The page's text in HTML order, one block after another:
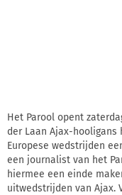
Het Parool opent
der Laan Ajax-hooligans
Europese wedstrijden
een journalist van het
hiermee een einde
uitwedstrijden van Ajax.